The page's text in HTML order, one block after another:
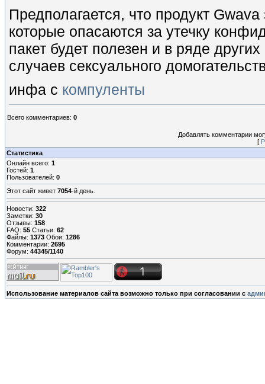
Предполагается, что продукт
которые опасаются за утечку
пакет будет полезен и в ряде
случаев сексуального
инфа с компуленты
Всего комментариев: 0
Добавлять комментарии
[
Статистика
Онлайн всего: 1
Гостей: 1
Пользователей: 0
Этот сайт живет 7054-й день.
Новости: 322
Заметки: 30
Отзывы: 158
FAQ: 55 Статьи: 62
Файлы: 1373 Обои: 1286
Комментарии: 2695
Форум: 44345/1140
Использование материалов сайта возможно только при согласовании с